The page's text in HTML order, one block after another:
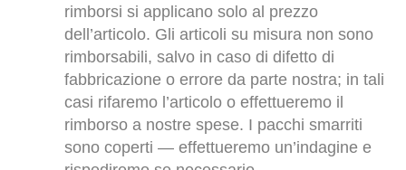
rimborsi si applicano solo al prezzo
dell’articolo. Gli articoli su misura non sono
rimborsabili, salvo in caso di difetto di
fabbricazione o errore da parte nostra; in tali
casi rifaremo l’articolo o effettueremo il
rimborso a nostre spese. I pacchi smarriti
sono coperti — effettueremo un’indagine e